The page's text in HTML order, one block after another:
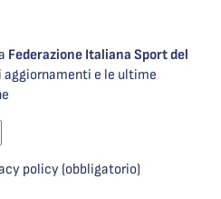
Federazione Italiana Sport del
aggiornamenti e le ultime
policy (obbligatorio)